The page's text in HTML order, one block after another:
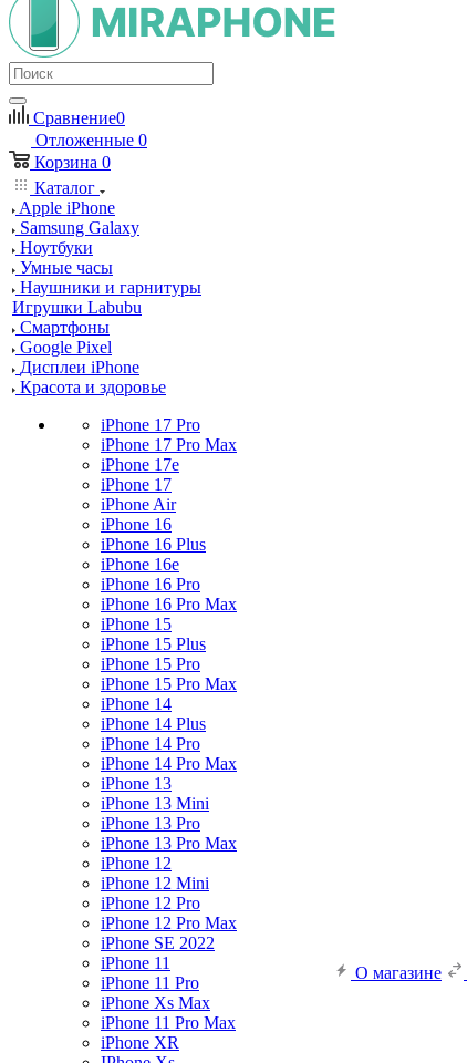
Сравнение0
Отложенные 0
Корзина 0
Каталог
Apple iPhone
Samsung Galaxy
Ноутбуки
Умные часы
Наушники и гарнитуры
Игрушки Labubu
Смартфоны
Google Pixel
Дисплеи iPhone
Красота и здоровье
iPhone 17 Pro
iPhone 17 Pro Max
iPhone 17e
iPhone 17
iPhone Air
iPhone 16
iPhone 16 Plus
iPhone 16e
iPhone 16 Pro
iPhone 16 Pro Max
iPhone 15
iPhone 15 Plus
iPhone 15 Pro
iPhone 15 Pro Max
iPhone 14
iPhone 14 Plus
iPhone 14 Pro
iPhone 14 Pro Max
iPhone 13
iPhone 13 Mini
iPhone 13 Pro
iPhone 13 Pro Max
iPhone 12
iPhone 12 Mini
iPhone 12 Pro
iPhone 12 Pro Max
iPhone SE 2022
iPhone 11
iPhone 11 Pro
iPhone Xs Max
iPhone 11 Pro Max
iPhone XR
О магазине